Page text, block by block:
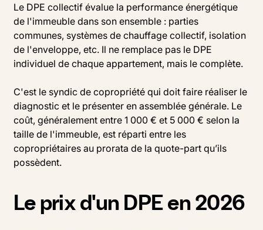
Le DPE collectif évalue la performance énergétique
de l'immeuble dans son ensemble : parties
communes, systèmes de chauffage collectif, isolation
de l'enveloppe, etc. Il ne remplace pas le DPE
individuel de chaque appartement, mais le complète.
C'est le syndic de copropriété qui doit faire réaliser le
diagnostic et le présenter en assemblée générale. Le
coût, généralement entre 1 000 € et 5 000 € selon la
taille de l'immeuble, est réparti entre les
copropriétaires au prorata de la quote-part qu’ils
possèdent.
Le prix d'un DPE en 2026